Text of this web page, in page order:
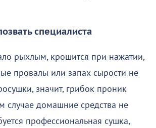
специалиста
рыхлым, крошится при нажатии,
провалы или запах сырости не
значит, грибок проник
случае домашние средства не
профессиональная сушка,